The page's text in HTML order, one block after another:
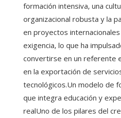
formación intensiva, una
organizacional robusta y la
en proyectos
exigencia, lo que ha
convertirse en un referente
en la exportación de
tecnológicos.Un modelo de
que integra educación y
realUno de los pilares del